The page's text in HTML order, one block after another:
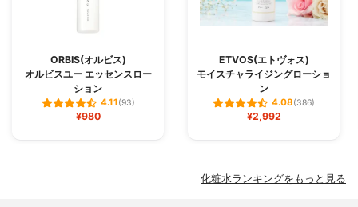
ORBIS(オルビス)
オルビスユー エッセンスロー
ション
4.11(93)
¥980
ETVOS(エトヴォス)
モイスチャライジングローショ
ン
4.08(386)
¥2,992
化粧水ランキングをもっと見る